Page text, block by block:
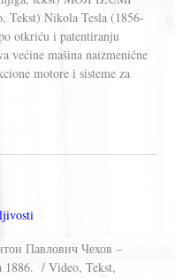
Nikola Tesla (1856-
otkriću i patentiranju
većine mašina naizmenične
motore i sisteme za
Павлович Чехов –
1886. / Video, Tekst,